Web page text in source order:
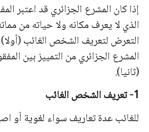
إذا كان المشرع الجزائري قد اعتبر
الذي لا يعرف مكانه ولا حياته من
التعرض لتعريف الشخص الغائب
المشرع الجزائري من التمييز بين
(ثانيا).
1- تعريف الشخص الغائب
للغائب عدة تعاريف سواء لغوية أو